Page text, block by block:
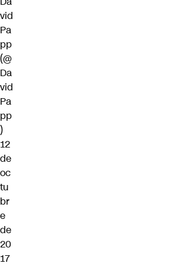
vid
Pa
pp
(@
Da
vid
Pa
pp
)
12
de
oc
tu
br
e
de
20
17